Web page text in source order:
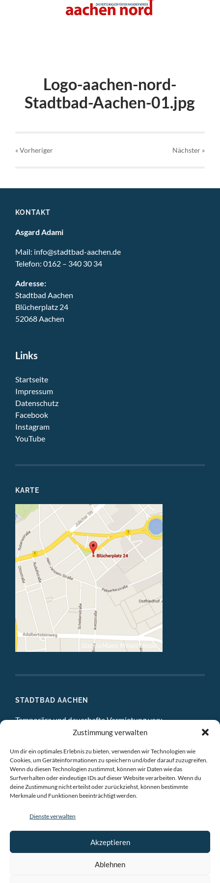
Zustimmung verwalten
Um dir ein optimales Erlebnis zu bieten, verwenden wir Technologien wie
Cookies, um Geräteinformationen zu speichern und/oder darauf zuzugreifen.
Wenn du diesen Technologien zustimmst, können wir Daten wie das
Surfverhalten oder eindeutige IDs auf dieser Website verarbeiten. Wenn du
deine Zustimmung nicht erteilst oder zurückziehst, können bestimmte
Merkmale und Funktionen beeinträchtigt werden.
Dienste verwalten
Akzeptieren
Ablehnen
Logo-aachen-nord-
Stadtbad-Aachen-01.jpg
« Vorheriger Nächster »
KONTAKT
Asgard Adami
Mail: info@stadtbad-aachen.de
Telefon:0162 – 340 30 34
Adresse:
Stadtbad Aachen
Blücherplatz 24
52068 Aachen
Links
Startseite
Impressum
Datenschutz
Facebook
Instagram
YouTube
KARTE
STADTBAD AACHEN
Temporäre und dauerhafte Vermietung von:
ATELIERS
EINZELBÜROS
GEMEINSCHAFTSBÜROS
BESPRECHUNGSRÄUME
VERANSTALTUNGSRÄUME